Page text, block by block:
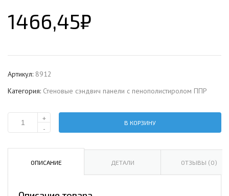
1466,45₽
Артикул: 8912
Категория: Стеновые сэндвич панели с пенополистиролом ППР
Количество
сэндвич-
+
-
В КОРЗИНУ
ОПИСАНИЕ ДЕТАЛИ ОТЗЫВЫ (0)